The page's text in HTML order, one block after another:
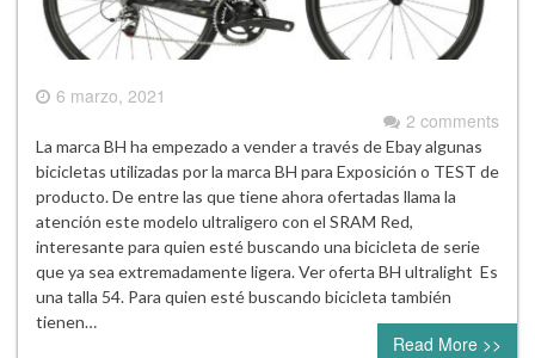
6 marzo, 2021
2 comments
La marca BH ha empezado a vender a través de Ebay algunas
bicicletas utilizadas por la marca BH para Exposición o TEST de
producto. De entre las que tiene ahora ofertadas llama la
atención este modelo ultraligero con el SRAM Red,
interesante para quien esté buscando una bicicleta de serie
que ya sea extremadamente ligera. Ver oferta BH ultralight Es
una talla 54. Para quien esté buscando bicicleta también
tienen…
Read More >>